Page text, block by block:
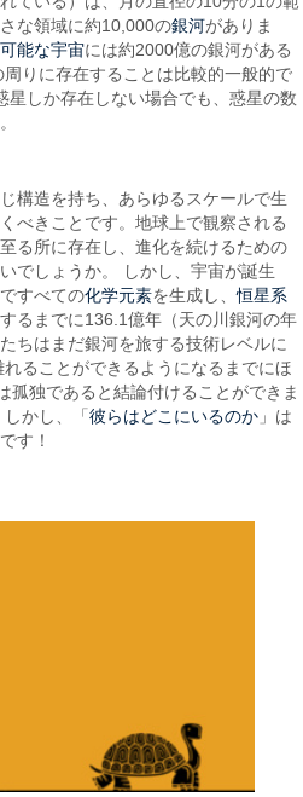
な領域に約10,000の銀河がありま
能な宇宙には約2000億の銀河がある
周りに存在することは比較的一般的で
星しか存在しない場合でも、惑星の数
構造を持ち、あらゆるスケールで生
べきことです。地球上で観察される
る所に存在し、進化を続けるための
でしょうか。 しかし、宇宙が誕生
すべての化学元素を生成し、恒星系
るまでに136.1億年（天の川銀河の年
ちはまだ銀河を旅する技術レベルに
ることができるようになるまでにほ
孤独であると結論付けることができま
しかし、「彼らはどこにいるのか 」は
す！